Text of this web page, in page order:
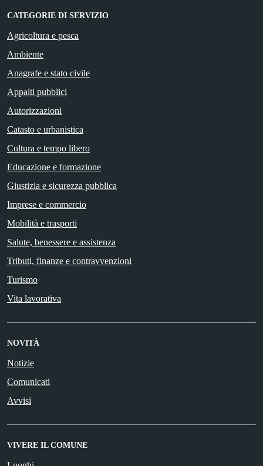
CATEGORIE DI SERVIZIO
Agricoltura e pesca
Ambiente
Anagrafe e stato civile
Appalti pubblici
Autorizzazioni
Catasto e urbanistica
Cultura e tempo libero
Educazione e formazione
Giustizia e sicurezza pubblica
Imprese e commercio
Mobilità e trasporti
Salute, benessere e assistenza
Tributi, finanze e contravvenzioni
Turismo
Vita lavorativa
NOVITÀ
Notizie
Comunicati
Avvisi
VIVERE IL COMUNE